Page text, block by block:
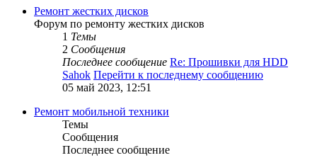
Ремонт жестких дисков
Форум по ремонту жестких дисков
1 Темы
2 Сообщения
Последнее сообщение Re: Прошивки для HDD
Sahok Перейти к последнему сообщению
05 май 2023, 12:51
Ремонт мобильной техники
Темы
Сообщения
Последнее сообщение